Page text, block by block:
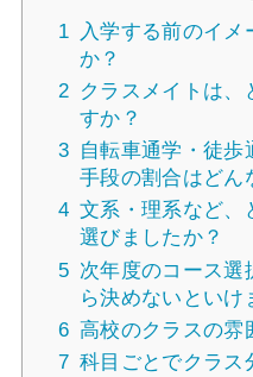
1
入学する前のイメ
か？
2 クラスメイトは
すか？
3 自転車通学・徒歩
手段の割合はどん
4 文系・理系など、
選びましたか？
5 次年度のコース選
ら決めないといけ
6 高校のクラスの雰
7 科目ごとでクラス